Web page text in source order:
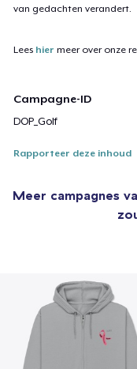
van gedachten verandert.
Lees hier meer over onze
Campagne-ID
DOP_Golf
Rapporteer deze inhoud
Meer campagnes